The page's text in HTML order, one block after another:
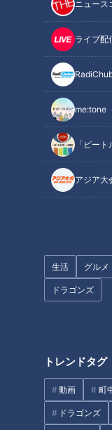
ニュース
ライブ配
me:tone
「ビート
アジア大
生活 グルメ
ドラゴンズ
トレンドタグ
動画 町
ドラゴンズ
出演。立浪竜１年目
ートした根尾選手は
ンスが与えられる
令。根尾選手が激動
で募ったファンの
外野からショー
根尾昂、投手転
ファンからの質
嘘偽りなく認め
オススメ関連コン
外野からショ
の２０２２年